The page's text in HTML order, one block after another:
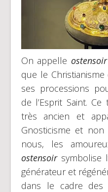
On appelle ostensoir
que le
ses processions
de l’Esprit Saint.
très ancien et
Gnosticisme et non
nous, les
ostensoir symbolise
générateur et
dans le cadre des